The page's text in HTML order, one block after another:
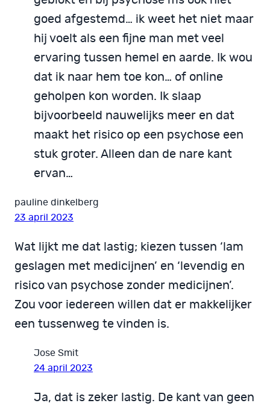
goed afgestemd… ik weet het niet maar
hij voelt als een fijne man met veel
ervaring tussen hemel en aarde. Ik wou
dat ik naar hem toe kon… of online
geholpen kon worden. Ik slaap
bijvoorbeeld nauwelijks meer en dat
maakt het risico op een psychose een
stuk groter. Alleen dan de nare kant
ervan…
pauline dinkelberg
23 april 2023
Wat lijkt me dat lastig; kiezen tussen ‘lam
geslagen met medicijnen’ en ‘levendig en
risico van psychose zonder medicijnen’.
Zou voor iedereen willen dat er makkelijker
een tussenweg te vinden is.
Jose Smit
24 april 2023
Ja, dat is zeker lastig. De kant van geen